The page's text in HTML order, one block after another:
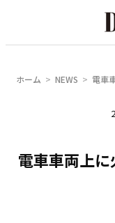
ホーム NEWS 電車
電車車両上